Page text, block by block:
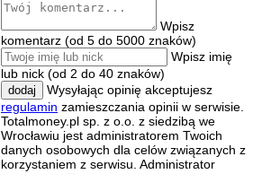
Wpisz
komentarz (od 5 do 5000 znaków)
Wpisz imię
lub nick (od 2 do 40 znaków)
dodaj
Wysyłając opinię akceptujesz
regulamin zamieszczania opinii w serwisie.
Totalmoney.pl sp. z o.o. z siedzibą we
Wrocławiu jest administratorem Twoich
danych osobowych dla celów związanych z
korzystaniem z serwisu. Administrator